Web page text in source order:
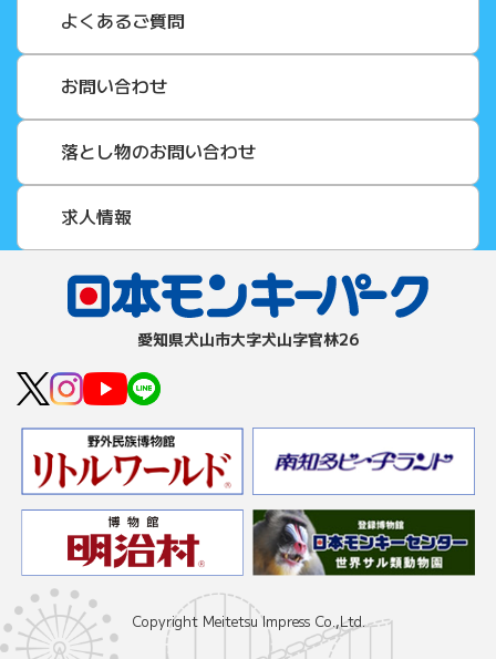
よくあるご質問
お問い合わせ
落とし物のお問い合わせ
求人情報
愛知県⽝⼭市⼤字⽝⼭字官林26
Copyright Meitetsu Impress Co.,Ltd.